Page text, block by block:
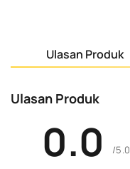
Ulasan Produk
Ulasan Produk
0.0 /5.0